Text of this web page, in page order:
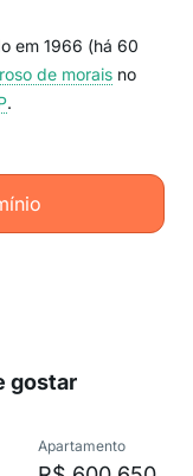
em 1966 (há 60
de morais no
.
gostar
Apartamento